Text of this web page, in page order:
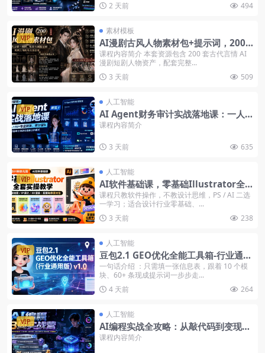
2 天前
494
VIP
素材模板
AI漫剧古风人物素材包+提示词，200
套古代言情三视图，配套专属提示词短
剧主角配角直接套用
课程内容简介 本套资源包含 200 套古代言情 AI
漫剧短剧人物资产，配套完整...
3 天前
509
VIP
人工智能
AI Agent财务审计实战落地课：一人+
AI打造专业团队，解锁财务审计自动化
课程内容简介
3 天前 635
VIP
人工智能
AI软件基础课，零基础Illustrator全
套实操，矢量绘图IP3D渲染配套素材
包
课程只教软件操作，不教设计思维，PS / AI 二选
一学习；适合设计行业零基础、...
3 天前
238
VIP
人工智能
豆包2.1 GEO优化全能工具箱-行业通用
版v1.0（飞书文档）
一句话介绍 ：只需填一张信息表，跟着 10 个模
块、60+ 条现成提示词一步步走...
4 天前
264
VIP
人工智能
AI编程实战全攻略：从敲代码到变现交
付，开发环境+练手项目+商业闭环+跨
课程内容简介